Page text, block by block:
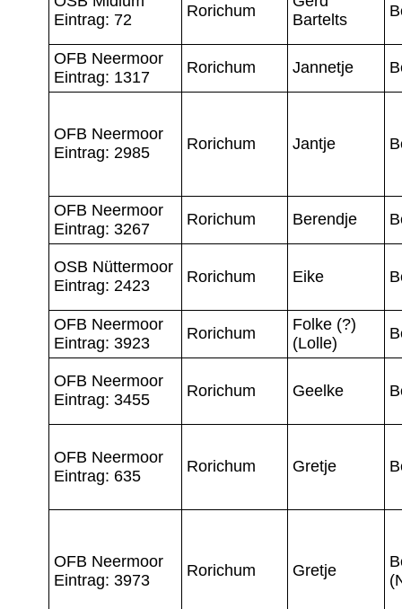
Eintrag: 72
Rorichum
Bartelts
OFB Neermoor
Eintrag: 1317
Rorichum Jannetje
OFB Neermoor
Eintrag: 2985
Rorichum Jantje
OFB Neermoor
Eintrag: 3267
Rorichum Berendje
OSB Nüttermoor
Eintrag: 2423
Rorichum Eike
OFB Neermoor
Eintrag: 3923
Rorichum
Folke (?)
(Lolle)
OFB Neermoor
Eintrag: 3455
Rorichum Geelke
OFB Neermoor
Eintrag: 635
Rorichum Gretje
OFB Neermoor
Eintrag: 3973
Rorichum Gretje